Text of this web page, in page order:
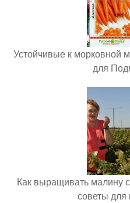
Устойчивые к морковной
для
Как выращивать малину
советы